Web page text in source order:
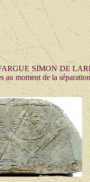
SIMON DE
moment de la